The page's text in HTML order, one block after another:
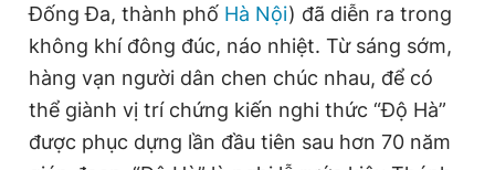
Hotline
0906 645 777
Liên hệ quảng cáo
0908 780 404
Đặt báo Quảng cáo RSS Tòa soạn Chính sách bảo
Đống Đa, thành phố Hà Nội) đã diễn ra trong
không khí đông đúc, náo nhiệt. Từ sáng sớm,
hàng vạn người dân chen chúc nhau, để có
thể giành vị trí chứng kiến nghi thức “Độ Hà”
được phục dựng lần đầu tiên sau hơn 70 năm